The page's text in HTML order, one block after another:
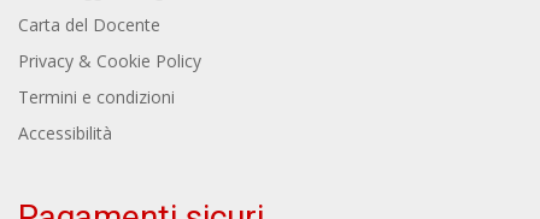
Carta del Docente
Privacy & Cookie Policy
Termini e condizioni
Accessibilità